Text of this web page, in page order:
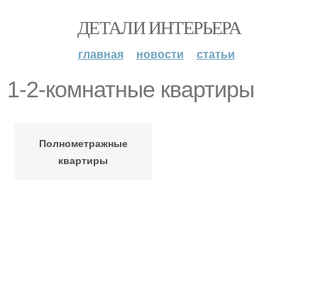
ДЕТАЛИ ИНТЕРЬЕРА
главная новости статьи
1-2-комнатные квартиры
Полнометражные
квартиры